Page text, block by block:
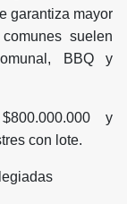
garantiza mayor
suelen
BBQ y
y
con lote.